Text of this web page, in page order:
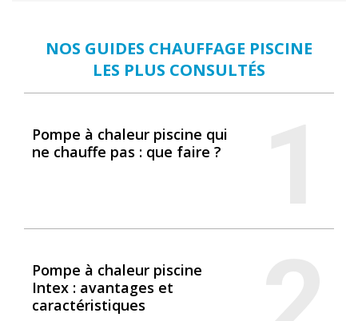
NOS GUIDES CHAUFFAGE PISCINE
LES PLUS CONSULTÉS
Pompe à chaleur piscine qui
ne chauffe pas : que faire ?
Pompe à chaleur piscine
Intex : avantages et
caractéristiques